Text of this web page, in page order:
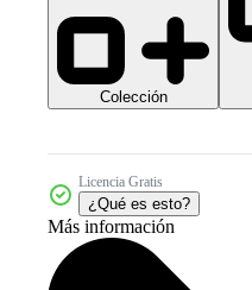
Colección
Licencia Gratis
¿Qué es esto?
Más información